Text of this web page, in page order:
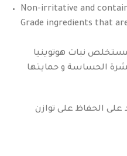
Non-irritative and
Grade ingredients that
من ٧٧٪ من مستخلص نبات هوتوينيا
الحساسة و حمايتها
الحفاظ على توازن